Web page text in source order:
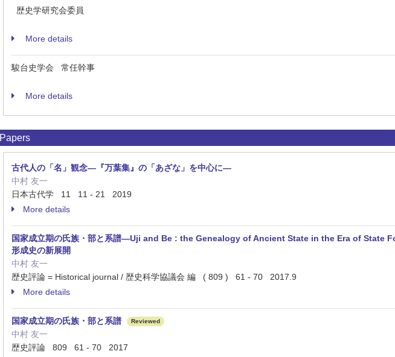
歴史学研究会委員
More details
駿台史学会 常任幹事
More details
Papers
古代人の「名」観念―『万葉集』の「あざな」を中心に―
中村 友一
日本古代学 11 11 - 21 2019
More details
国家成立期の氏族・部と系譜—Uji and Be : the Genealogy of Ancient State in the Era of State
形成史の新展開
中村 友一
歴史評論 = Historical journal / 歴史科学協議会 編 ( 809 ) 61 - 70 2017.9
More details
国家成立期の氏族・部と系譜 Reviewed
中村 友一
歴史評論 809 61 - 70 2017